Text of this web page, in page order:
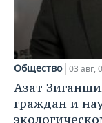
Общество 03 авг,
Азат
граждан и